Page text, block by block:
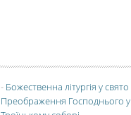
- Божественна літургія у свято
Преображення Господнього у